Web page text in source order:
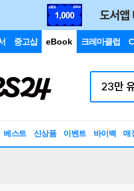
중고샵 eBook 크레마클럽
베스트 신상품 이벤트 바이백 매